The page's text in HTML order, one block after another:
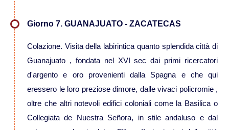
Oceania
Viaggi in Isole Cook
Viaggi in Nuova Zelanda
Giorno 7. GUANAJUATO - ZACATECAS
Colazione. Visita della labirintica quanto splendida città di
Guanajuato , fondata nel XVI sec dai primi ricercatori
d'argento e oro provenienti dalla Spagna e che qui
eressero le loro preziose dimore, dalle vivaci policromie ,
oltre che altri notevoli edifici coloniali come la Basilica o
Collegiata de Nuestra Señora, in stile andaluso e dal